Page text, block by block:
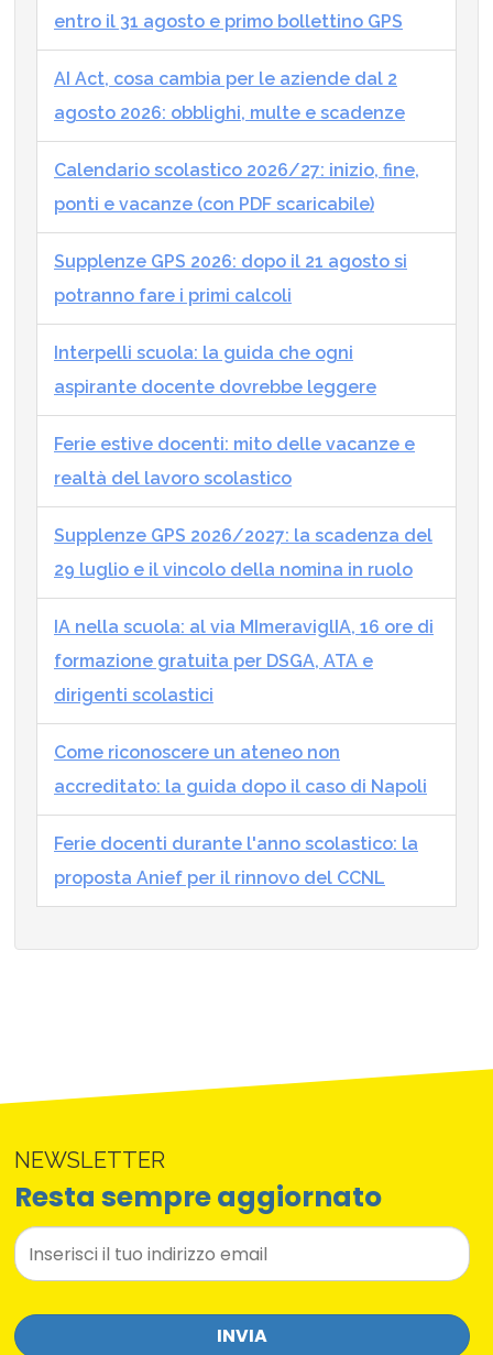
entro il 31 agosto e primo bollettino GPS
AI Act, cosa cambia per le aziende dal 2
agosto 2026: obblighi, multe e scadenze
Calendario scolastico 2026/27: inizio, fine,
ponti e vacanze (con PDF scaricabile)
Supplenze GPS 2026: dopo il 21 agosto si
potranno fare i primi calcoli
Interpelli scuola: la guida che ogni
aspirante docente dovrebbe leggere
Ferie estive docenti: mito delle vacanze e
realtà del lavoro scolastico
Supplenze GPS 2026/2027: la scadenza del
29 luglio e il vincolo della nomina in ruolo
IA nella scuola: al via MImeraviglIA, 16 ore di
formazione gratuita per DSGA, ATA e
dirigenti scolastici
Come riconoscere un ateneo non
accreditato: la guida dopo il caso di Napoli
Ferie docenti durante l'anno scolastico: la
proposta Anief per il rinnovo del CCNL
NEWSLETTER
Resta sempre aggiornato